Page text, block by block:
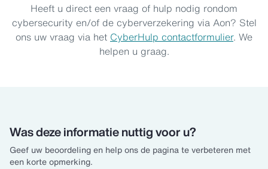
Heeft u direct een vraag of hulp nodig rondom
cybersecurity en/of de cyberverzekering via Aon? Stel
ons uw vraag via het CyberHulp contactformulier. We
helpen u graag.
Was deze informatie nuttig voor u?
Geef uw beoordeling en help ons de pagina te verbeteren met
een korte opmerking.